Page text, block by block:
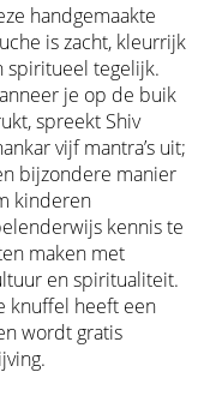
handgemaakte
is zacht, kleurrijk
spiritueel tegelijk.
je op de buik
spreekt Shiv
vijf mantra’s uit;
bijzondere manier
kinderen
kennis te
maken met
en spiritualiteit.
knuffel heeft een
wordt gratis